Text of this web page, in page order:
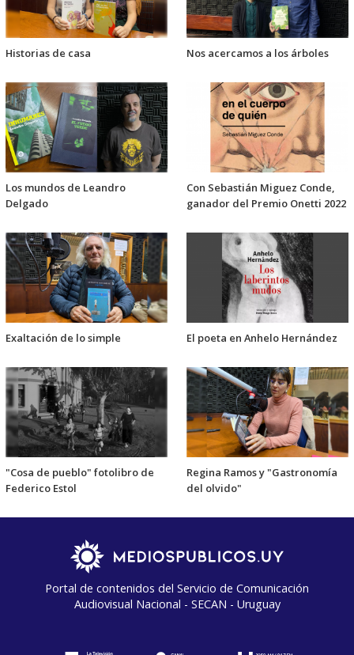
Historias de casa Nos acercamos a los árboles
Los mundos de Leandro
Delgado
Con Sebastián Miguez Conde,
ganador del Premio Onetti 2022
Exaltación de lo simple El poeta en Anhelo Hernández
"Cosa de pueblo" fotolibro de
Federico Estol
Regina Ramos y "Gastronomía
del olvido"
Portal de contenidos del Servicio de Comunicación
Audiovisual Nacional - SECAN - Uruguay